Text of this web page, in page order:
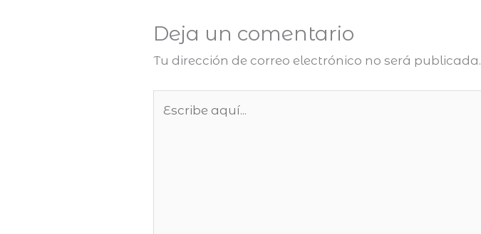
Deja un comentario
Tu dirección de correo electrónico no será publicada.